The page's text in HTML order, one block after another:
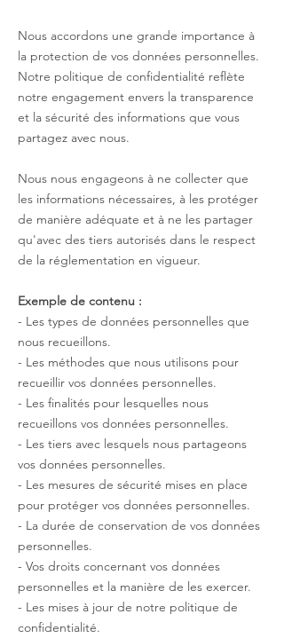
Nous accordons une grande importance à
la protection de vos données personnelles.
Notre politique de confidentialité reflète
notre engagement envers la transparence
et la sécurité des informations que vous
partagez avec nous.
Nous nous engageons à ne collecter que
les informations nécessaires, à les protéger
de manière adéquate et à ne les partager
qu'avec des tiers autorisés dans le respect
de la réglementation en vigueur.
Exemple de contenu :
- Les types de données personnelles que
nous recueillons.
- Les méthodes que nous utilisons pour
recueillir vos données personnelles.
- Les finalités pour lesquelles nous
recueillons vos données personnelles.
- Les tiers avec lesquels nous partageons
vos données personnelles.
- Les mesures de sécurité mises en place
pour protéger vos données personnelles.
- La durée de conservation de vos données
personnelles.
- Vos droits concernant vos données
personnelles et la manière de les exercer.
- Les mises à jour de notre politique de
confidentialité.